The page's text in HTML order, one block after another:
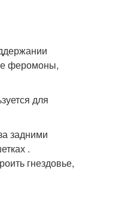
феромоны,
для
задними
.
гнездовье,